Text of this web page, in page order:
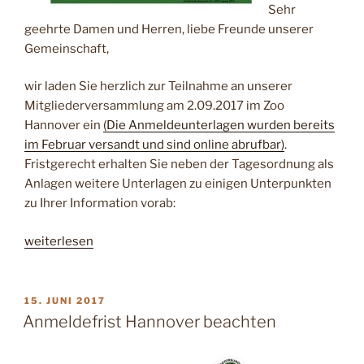
Sehr
geehrte Damen und Herren, liebe Freunde unserer
Gemeinschaft,
wir laden Sie herzlich zur Teilnahme an unserer
Mitgliederversammlung am 2.09.2017 im Zoo
Hannover ein (Die Anmeldeunterlagen wurden bereits
im Februar versandt und sind online abrufbar).
Fristgerecht erhalten Sie neben der Tagesordnung als
Anlagen weitere Unterlagen zu einigen Unterpunkten
zu Ihrer Information vorab:
„Einladung
nach
Hannover“
weiterlesen
VERÖFFENTLICHT
AM
15. JUNI 2017
Anmeldefrist Hannover beachten